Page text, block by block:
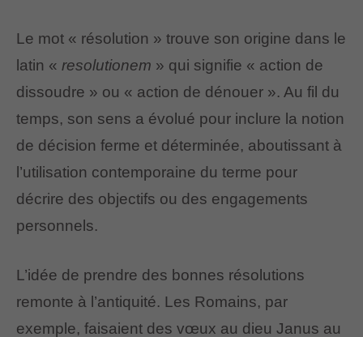
Le mot « résolution » trouve son origine dans le
latin « resolutionem » qui signifie « action de
dissoudre » ou « action de dénouer ». Au fil du
temps, son sens a évolué pour inclure la notion
de décision ferme et déterminée, aboutissant à
l’utilisation contemporaine du terme pour
décrire des objectifs ou des engagements
personnels.
L’idée de prendre des bonnes résolutions
remonte à l’antiquité. Les Romains, par
exemple, faisaient des vœux au dieu Janus au